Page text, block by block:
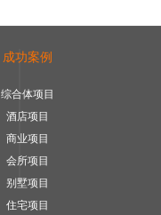
成功案例
综合体项目
酒店项目
商业项目
会所项目
别墅项目
住宅项目